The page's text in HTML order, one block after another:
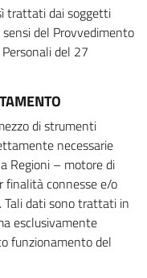
trattati dai soggetti
del Provvedimento
del 27
di strumenti
necessarie
Regioni – motore di
finalità connesse e/o
dati sono trattati in
esclusivamente
funzionamento del